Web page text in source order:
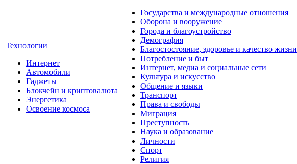
Технологии
Интернет
Автомобили
Гаджеты
Блокчейн и криптовалюта
Энергетика
Освоение космоса
Государства и международные отношения
Оборона и вооружение
Города и благоустройство
Демография
Благостостояние, здоровье и качество жизни
Потребление и быт
Интернет, медиа и социальные сети
Культура и искусство
Общение и языки
Транспорт
Права и свободы
Миграция
Преступность
Наука и образование
Личности
Спорт
Религия